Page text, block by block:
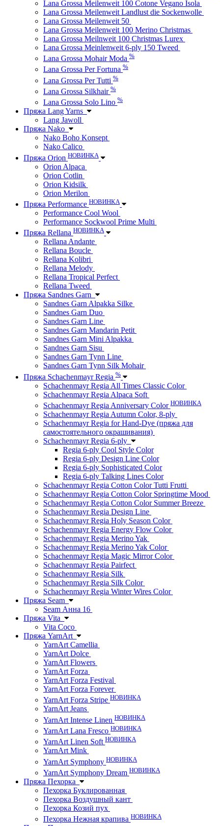
Lana Grossa Meilenweit 100 Cotone Vegano Isola
Lana Grossa Meilenweit Landlust die Sockenwolle
Lana Grossa Meilenweit 50
Lana Grossa Meilenweit 100 Merino Christmas
Lana Grossa Meilnweit 100 Christmas Lurex
Lana Grossa Meinlenweit 6-ply 150 Tweed
Lana Grossa Mohair Moda %
Lana Grossa Per Fortuna %
Lana Grossa Per Tutti %
Lana Grossa Silkhair %
Lana Grossa Solo Lino %
Пряжа Lang Yarns
Lang Jawoll
Пряжа Nako
Nako Boho Konsept
Nako Calico
Пряжа Orion НОВИНКА
Orion Alpaca
Orion Cotlin
Orion Kidsilk
Orion Merilon
Пряжа Performance НОВИНКА
Performance Cool Wool
Performance Sockwool Prime Multi
Пряжа Rellana НОВИНКА
Rellana Andante
Rellana Boucle
Rellana Kolibri
Rellana Melody
Rellana Tropical Perfect
Rellana Tweed
Пряжа Sandnes Garn
Sandnes Garn Alpakka Silke
Sandnes Garn Duo
Sandnes Garn Line
Sandnes Garn Mandarin Petit
Sandnes Garn Mini Alpakka
Sandnes Garn Sisu
Sandnes Garn Tynn Line
Sandnes Garn Tynn Silk Mohair
Пряжа Schachenmayr Regia %
Schachenmayr Regia All Times Classic Color
Schachenmayr Regia Alpaca Soft
Schachenmayr Regia Anniversary Color НОВИНКА
Schachenmayr Regia Autumn Color, 8-ply
Schachenmayr Regia for Hand-Dye (пряжа для
самостоятельного окрашивания)
Schachenmayr Regia 6-ply
Regia 6-ply Cool Style Color
Regia 6-ply Design Line Color
Regia 6-ply Sophisticated Color
Regia 6-ply Talking Lines Color
Schachenmayr Regia Cotton Color Tutti Frutti
Schachenmayr Regia Cotton Color Springtime Mood
Schachenmayr Regia Cotton Color Summer Breeze
Schachenmayr Regia Design Line
Schachenmayr Regia Holy Season Color
Schachenmayr Regia Energy Flow Color
Schachenmayr Regia Merino Yak
Schachenmayr Regia Merino Yak Color
Schachenmayr Regia Magic Mirror Color
Schachenmayr Regia Pairfect
Schachenmayr Regia Silk
Schachenmayr Regia Silk Color
Schachenmayr Regia Winter Wires Color
Пряжа Seam
Seam Анна 16
Пряжа Vita
Vita Coco
Пряжа YarnArt
YarnArt Camellia
YarnArt Dolce
YarnArt Flowers
YarnArt Forza
YarnArt Forza Festival
YarnArt Forza Forever
YarnArt Forza Stripe НОВИНКА
YarnArt Jeans
YarnArt Intense Linen НОВИНКА
YarnArt Lana Fresco НОВИНКА
YarnArt Linen Soft НОВИНКА
YarnArt Mink
YarnArt Symphony НОВИНКА
YarnArt Symphony Dream НОВИНКА
Пряжа Пехорка
Пехорка Буклированная
Пехорка Воздушный кант
Пехорка Козий пух
Пехорка Нежная крапива НОВИНКА